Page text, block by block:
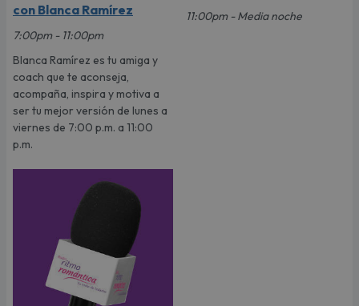
con Blanca Ramírez
7:00pm - 11:00pm
Blanca Ramírez es tu amiga y
coach que te aconseja,
acompaña, inspira y motiva a
ser tu mejor versión de lunes a
viernes de 7:00 p.m. a 11:00
p.m.
11:00pm - Media noche